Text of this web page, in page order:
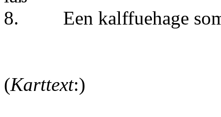
8. Een kalffuehage
(Karttext:)